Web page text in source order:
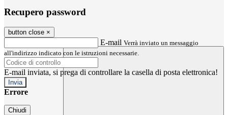
Recupero password
button close ×
E-mail Verrà inviato un messaggio
all'indirizzo indicato con le istruzioni necessarie.
E-mail inviata, si prega di controllare la casella di posta elettronica!
Errore
Chiudi